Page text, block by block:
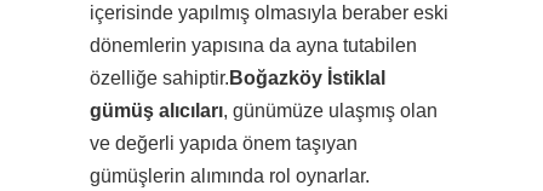
içerisinde yapılmış olmasıyla beraber eski
dönemlerin yapısına da ayna tutabilen
özelliğe sahiptir. Boğazköy İstiklal
gümüş alıcıları, günümüze ulaşmış olan
ve değerli yapıda önem taşıyan
gümüşlerin alımında rol oynarlar.